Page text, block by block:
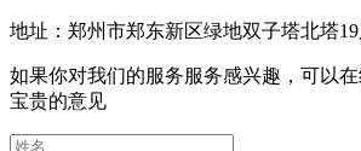
地址：郑州市郑东新区绿地双子塔北塔
如果你对我们的服务服务感兴趣，可以
宝贵的意见